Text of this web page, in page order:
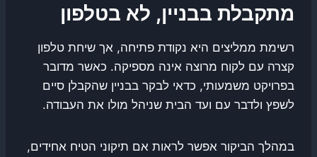
מתקבלת בבניין, לא בטלפון
רשימת ממליצים היא נקודת פתיחה, אך שיחת טלפון
קצרה עם לקוח מרוצה אינה מספיקה. כאשר מדובר
בפרויקט משמעותי, כדאי לבקר בבניין שהקבלן סיים
לשפץ ולדבר עם ועד הבית שניהל מולו את העבודה.
במהלך הביקור אפשר לראות אם תיקוני הטיח אחידים,